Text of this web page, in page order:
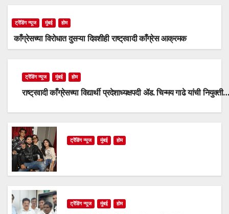
ट्रेंडिंग न्यूज मुंबई होम
काँग्रेसच्या विरोधात दुसऱ्या दिवशीही राष्ट्रवादी काँग्रेस आक्रमक
ट्रेंडिंग न्यूज मुंबई होम
राष्ट्रवादी काँग्रेसच्या विद्यार्थी प्रदेशाध्यक्षपदी ॲड. चिन्मय गाढे यांची नियुक्ती…
ट्रेंडिंग न्यूज मुंबई होम
ट्रेंडिंग न्यूज मुंबई होम